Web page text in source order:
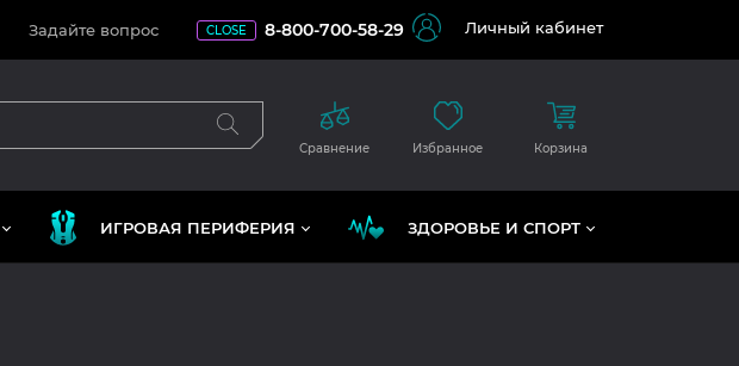
Задайте вопрос CLOSE 8-800-700-58-29 Личный кабинет
Сравнение Избранное Корзина
ИГРОВАЯ ПЕРИФЕРИЯ ЗДОРОВЬЕ И СПОРТ